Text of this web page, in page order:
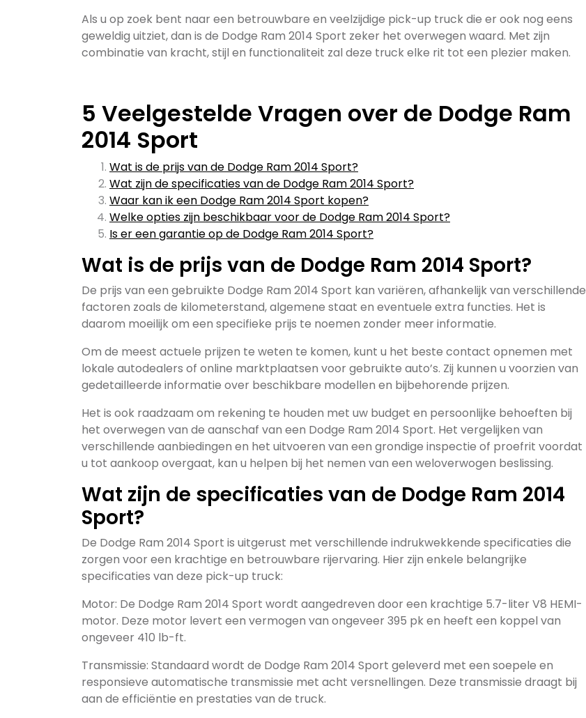
Als u op zoek bent naar een betrouwbare en veelzijdige pick-up truck die er ook nog eens
geweldig uitziet, dan is de Dodge Ram 2014 Sport zeker het overwegen waard. Met zijn
combinatie van kracht, stijl en functionaliteit zal deze truck elke rit tot een plezier maken.
5 Veelgestelde Vragen over de Dodge Ram
2014 Sport
Wat is de prijs van de Dodge Ram 2014 Sport?
Wat zijn de specificaties van de Dodge Ram 2014 Sport?
Waar kan ik een Dodge Ram 2014 Sport kopen?
Welke opties zijn beschikbaar voor de Dodge Ram 2014 Sport?
Is er een garantie op de Dodge Ram 2014 Sport?
Wat is de prijs van de Dodge Ram 2014 Sport?
De prijs van een gebruikte Dodge Ram 2014 Sport kan variëren, afhankelijk van verschillende
factoren zoals de kilometerstand, algemene staat en eventuele extra functies. Het is
daarom moeilijk om een specifieke prijs te noemen zonder meer informatie.
Om de meest actuele prijzen te weten te komen, kunt u het beste contact opnemen met
lokale autodealers of online marktplaatsen voor gebruikte auto’s. Zij kunnen u voorzien van
gedetailleerde informatie over beschikbare modellen en bijbehorende prijzen.
Het is ook raadzaam om rekening te houden met uw budget en persoonlijke behoeften bij
het overwegen van de aanschaf van een Dodge Ram 2014 Sport. Het vergelijken van
verschillende aanbiedingen en het uitvoeren van een grondige inspectie of proefrit voordat
u tot aankoop overgaat, kan u helpen bij het nemen van een weloverwogen beslissing.
Wat zijn de specificaties van de Dodge Ram 2014
Sport?
De Dodge Ram 2014 Sport is uitgerust met verschillende indrukwekkende specificaties die
zorgen voor een krachtige en betrouwbare rijervaring. Hier zijn enkele belangrijke
specificaties van deze pick-up truck:
Motor: De Dodge Ram 2014 Sport wordt aangedreven door een krachtige 5.7-liter V8 HEMI-
motor. Deze motor levert een vermogen van ongeveer 395 pk en heeft een koppel van
ongeveer 410 lb-ft.
Transmissie: Standaard wordt de Dodge Ram 2014 Sport geleverd met een soepele en
responsieve automatische transmissie met acht versnellingen. Deze transmissie draagt bij
aan de efficiëntie en prestaties van de truck.